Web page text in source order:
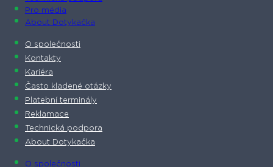
Pro média
About Dotykačka
O společnosti
Kontakty
Kariéra
Často kladené otázky
Platební terminály
Reklamace
Technická podpora
About Dotykačka
O společnosti